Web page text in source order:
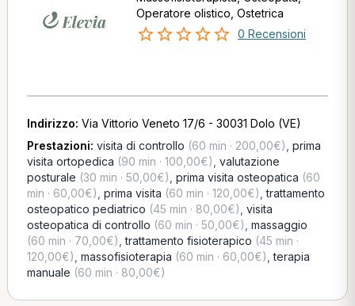
Operatore olistico, Ostetrica
0 Recensioni
Indirizzo: Via Vittorio Veneto 17/6 - 30031 Dolo (VE)
Prestazioni: visita di controllo (60 min · 200,00€) prima
visita ortopedica (90 min · 100,00€) valutazione
posturale (30 min · 50,00€) prima visita osteopatica (60
min · 60,00€) prima visita (60 min · 120,00€) ,trattamento
osteopatico pediatrico (45 min · 80,00€) visita
osteopatica di controllo (60 min · 50,00€) massaggio
(60 min · 70,00€) ,trattamento fisioterapico (45 min ·
120,00€) massofisioterapia (60 min · 60,00€) ,terapia
manuale (60 min · 80,00€)